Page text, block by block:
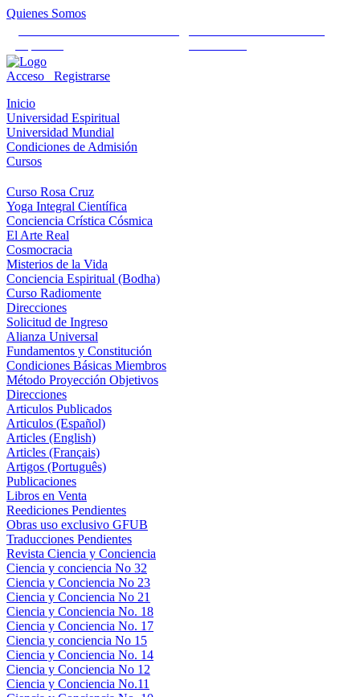
Quienes Somos
Acceso
Registrarse
Inicio
Universidad Espiritual
Universidad Mundial
Condiciones de Admisión
Cursos
Curso Rosa Cruz
Yoga Integral Científica
Conciencia Crística Cósmica
El Arte Real
Cosmocracia
Misterios de la Vida
Conciencia Espiritual (Bodha)
Curso Radiomente
Direcciones
Solicitud de Ingreso
Alianza Universal
Fundamentos y Constitución
Condiciones Básicas Miembros
Método Proyección Objetivos
Direcciones
Articulos Publicados
Articulos (Español)
Articles (English)
Articles (Français)
Artigos (Português)
Publicaciones
Libros en Venta
Reediciones Pendientes
Obras uso exclusivo GFUB
Traducciones Pendientes
Revista Ciencia y Conciencia
Ciencia y conciencia No 32
Ciencia y Conciencia No 23
Ciencia y Conciencia No 21
Ciencia y Conciencia No. 18
Ciencia y Conciencia No. 17
Ciencia y conciencia No 15
Ciencia y Conciencia No. 14
Ciencia y Conciencia No 12
Ciencia y Conciencia No.11